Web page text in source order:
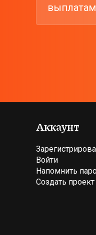
Аккаунт
Войти
Напомнить
Создать проект